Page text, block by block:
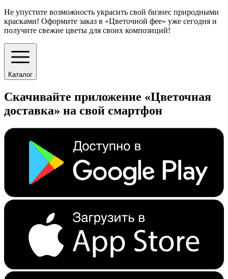
Не упустите возможность украсить свой бизнес природными
красками! Оформите заказ в «Цветочной фее» уже сегодня и
получите свежие цветы для своих композиций!
Каталог
Скачивайте приложение «Цветочная
доставка» на свой смартфон